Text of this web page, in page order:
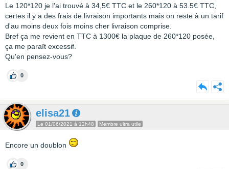
Le 120*120 je l'ai trouvé à 34,5€ TTC et le 260*120 à 53.5€ TTC,
certes il y a des frais de livraison importants mais on reste à un tarif
d'au moins deux fois moins cher livraison comprise.
Bref ça me revient en TTC à 1300€ la plaque de 260*120 posée,
ça me paraît excessif.
Qu'en pensez-vous?
0
elisa21
Le 01/06/2021 à 12h48 Membre ultra utile
Encore un doublon
0